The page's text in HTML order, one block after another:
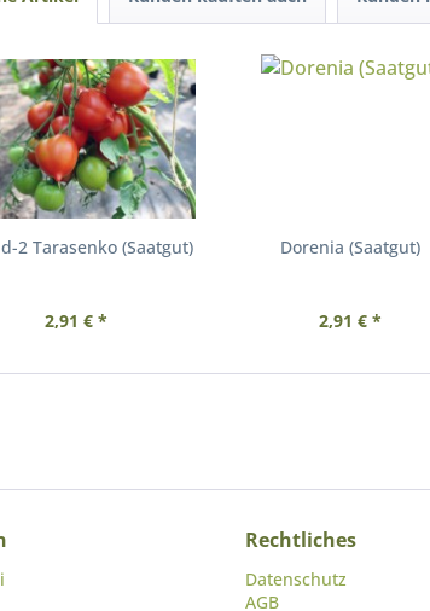
2 Tarasenko (Saatgut)
2,91 € *
Dorenia (Saatgut)
2,91 € *
Rechtliches
Datenschutz
AGB